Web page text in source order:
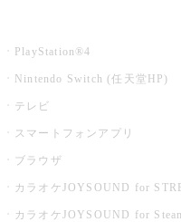
PlayStation®4
Nintendo Switch (任天堂HP)
テレビ
スマートフォンアプリ
ブラウザ
カラオケJOYSOUND for
カラオケJOYSOUND for